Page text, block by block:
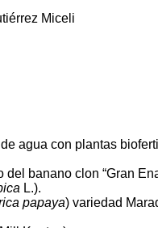
Miceli
agua con plantas
banano clon “Gran
L.).
papaya) variedad